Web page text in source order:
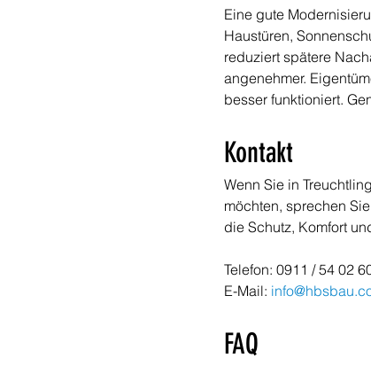
Eine gute
Haustüren,
reduziert spätere
angenehmer.
besser funktioniert.
Kontakt
Wenn Sie in
möchten, sprechen
die Schutz, Komfort
Telefon: 0911 / 54 02
E-Mail:
FAQ